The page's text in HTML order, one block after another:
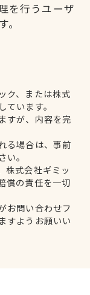
を行うユーザ
ク、または株式
います。
すが、内容を完
る場合は、事前
。
株式会社ギミッ
償の責任を一切
お問い合わせフ
すようお願いい